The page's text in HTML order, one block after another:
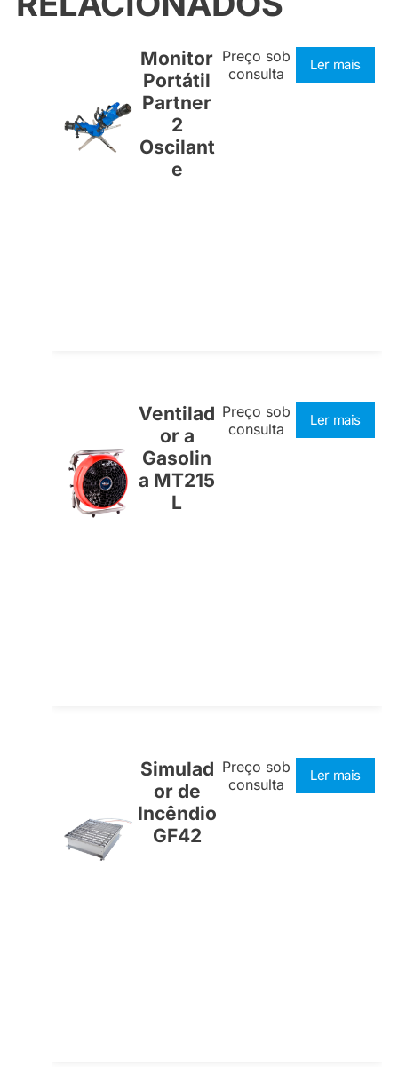
Monitor
Portátil
Partner
2
Oscilant
e
Preço sob
consulta
Ler mais
Ventilad
or a
Gasolin
a MT215
L
Preço sob
consulta
Ler mais
Simulad
or de
Incêndio
GF42
Preço sob
consulta
Ler mais